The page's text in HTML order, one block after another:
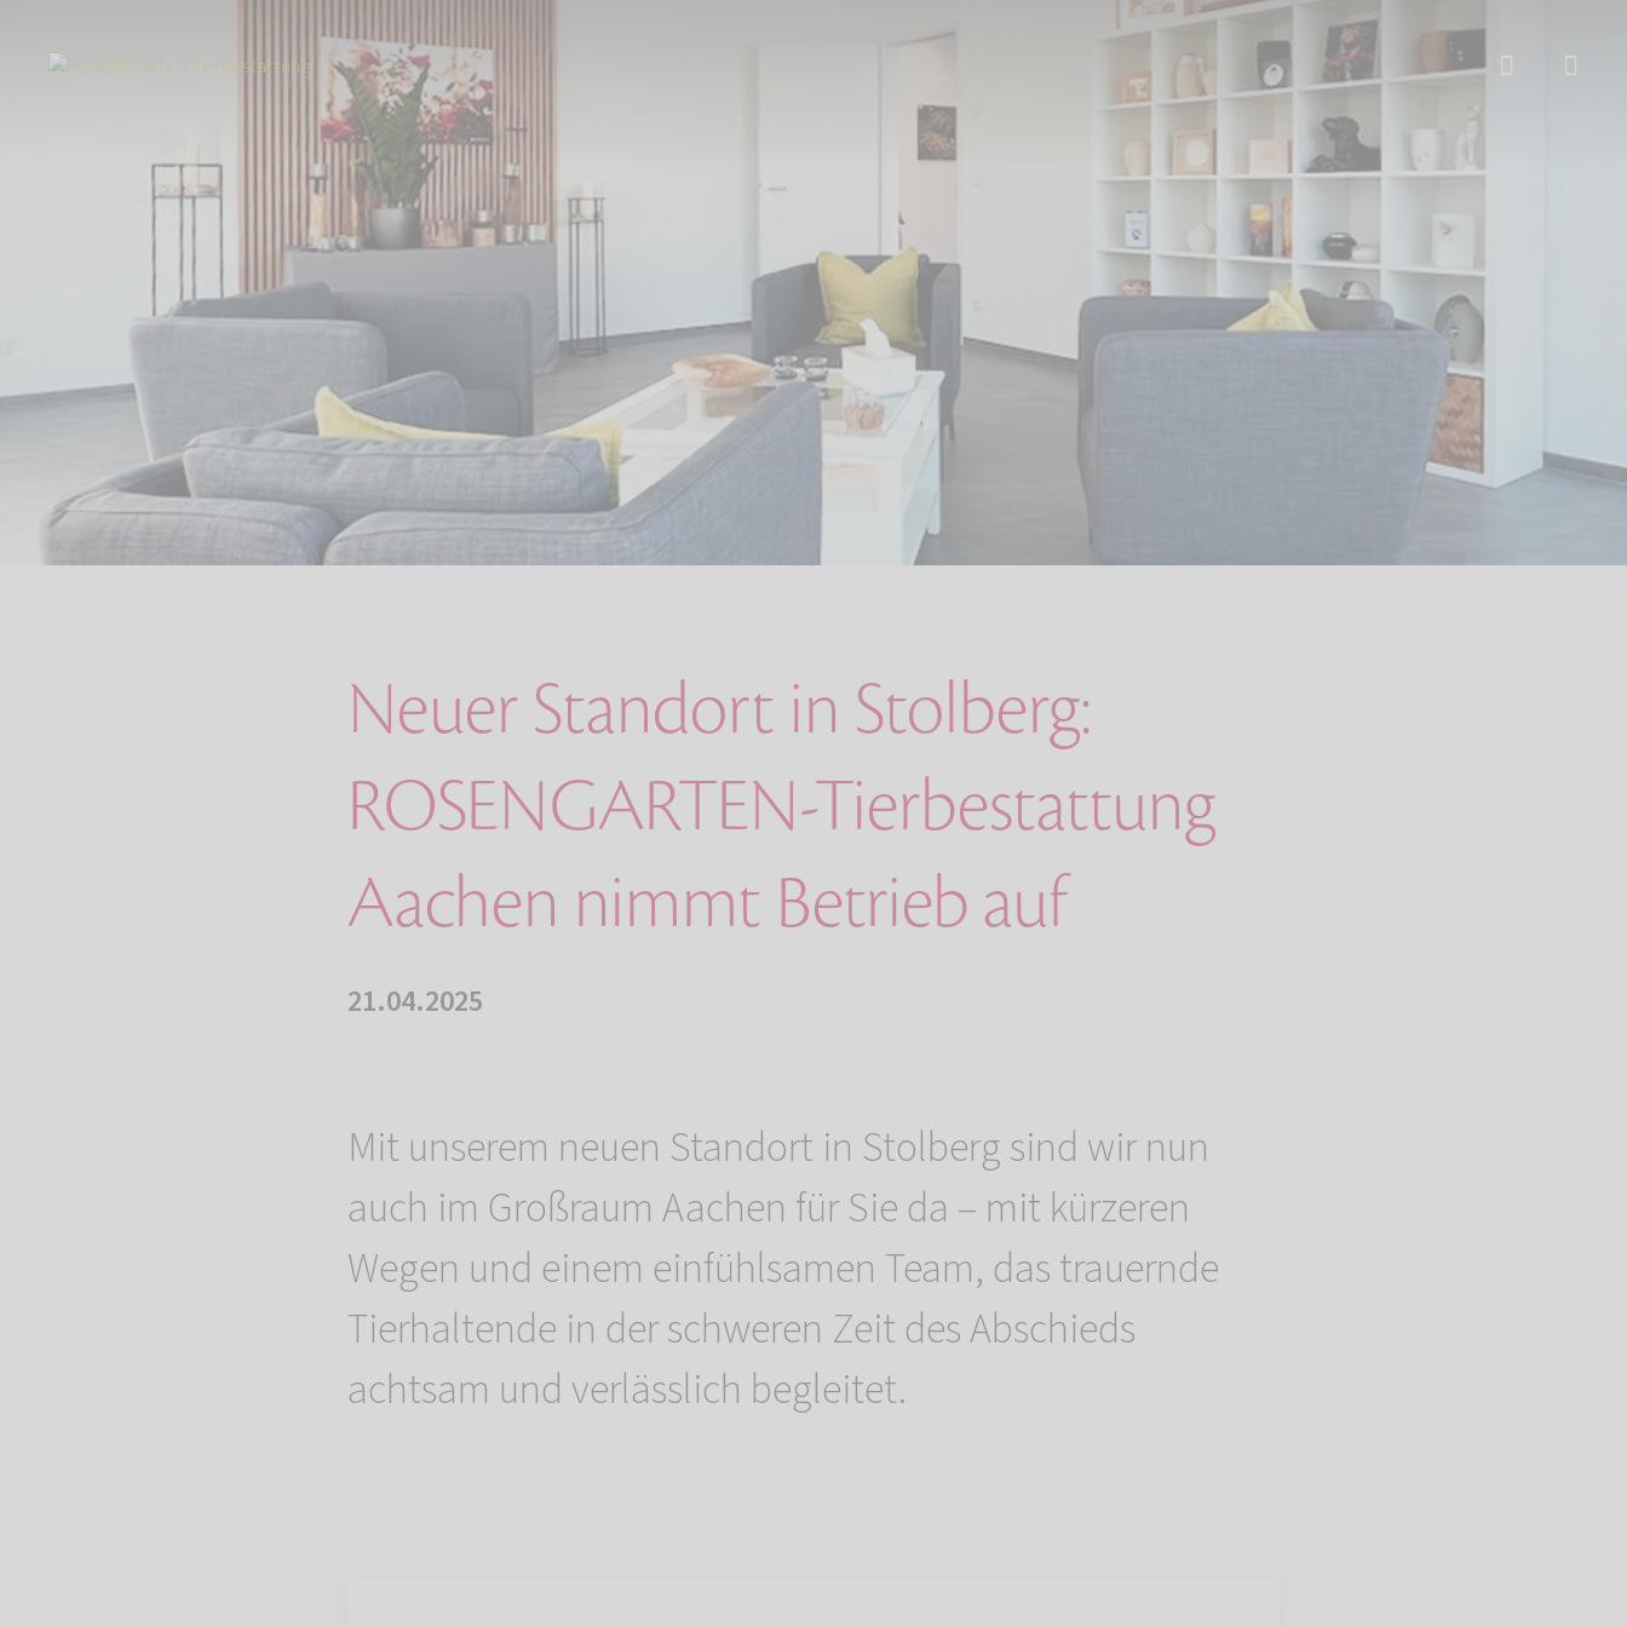
Neuer Standort in Stolberg: ROSENGARTEN-Tierbestattung Aachen nimmt Betrieb auf
Neuer Standort in Stolberg:
ROSENGARTEN-Tierbestattung
Aachen nimmt Betrieb auf
21.04.2025
Mit unserem neuen Standort in Stolberg sind wir nun
auch im Großraum Aachen für Sie da – mit kürzeren
Wegen und einem einfühlsamen Team, das trauernde
Tierhaltende in der schweren Zeit des Abschieds
achtsam und verlässlich begleitet.